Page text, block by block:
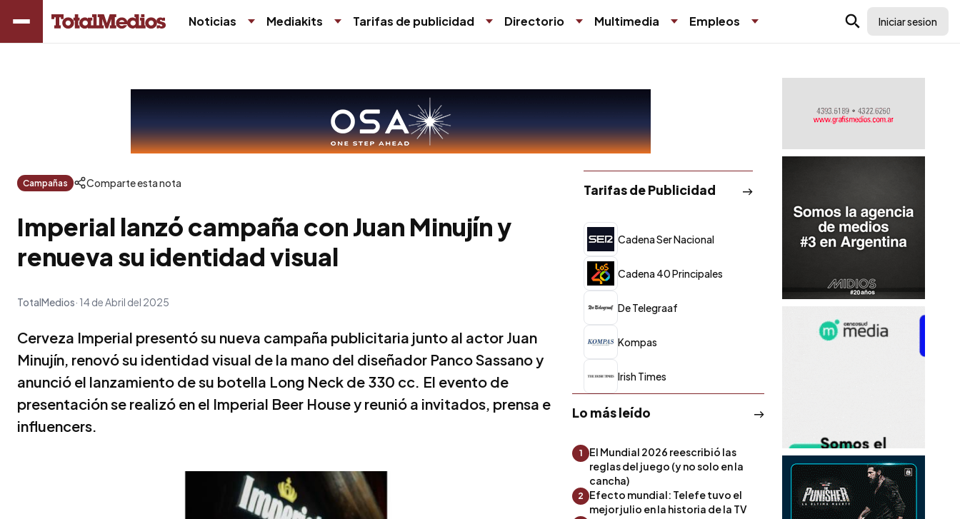
Noticias Mediakits Tarifas de publicidad Directorio Multimedia Empleos Iniciar sesion
Campañas Comparte esta nota
Imperial lanzó campaña con Juan Minujín y
renueva su identidad visual
TotalMedios 14 de Abril del 2025
Cerveza Imperial presentó su nueva campaña publicitaria junto al actor Juan
Minujín, renovó su identidad visual de la mano del diseñador Panco Sassano y
anunció el lanzamiento de su botella Long Neck de 330 cc. El evento de
presentación se realizó en el Imperial Beer House y reunió a invitados, prensa e
influencers.
Tarifas de Publicidad
Cadena Ser Nacional
Cadena 40 Principales
De Telegraaf
Kompas
Irish Times
Lo más leído
1
El Mundial 2026 reescribió las
reglas del juego (y no solo en la
cancha)
2
Efecto mundial: Telefe tuvo el
mejor julio en la historia de la TV